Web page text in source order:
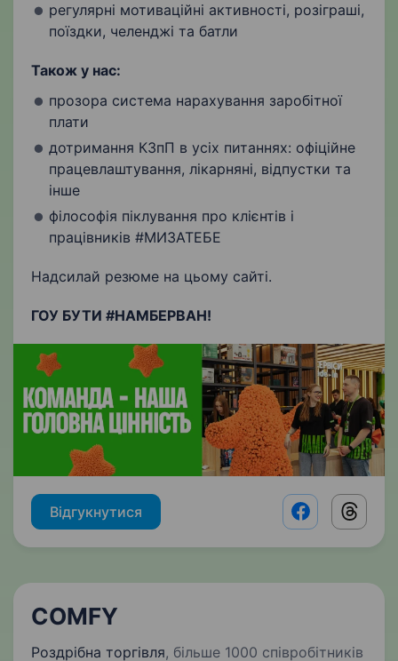
регулярні мотиваційні активності, розіграші,
поїздки, челенджі та батли
Також у нас:
прозора система нарахування заробітної
плати
дотримання КЗпП в усіх питаннях: офіційне
працевлаштування, лікарняні, відпустки та
інше
філософія піклування про клієнтів і
працівників #МИЗАТЕБЕ
Надсилай резюме на цьому сайті.
ГОУ БУТИ #НАМБЕРВАН!
Відгукнутися Facebook
COMFY
Роздрібна торгівля, більше 1000 співробітників